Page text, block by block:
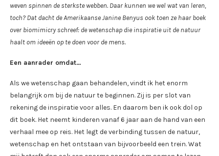
weven spinnen de sterkste webben. Daar kunnen we wel wat van leren,
toch? Dat dacht de Amerikaanse Janine Benyus ook toen ze haar boek
over biomimicry schreef: de wetenschap die inspiratie uit de natuur
haalt om ideeën op te doen voor de mens.
Een aanrader omdat…
Als we wetenschap gaan behandelen, vindt ik het enorm
belangrijk om bij de natuur te beginnen. Zij is per slot van
rekening de inspiratie voor alles. En daarom ben ik ook dol op
dit boek. Het neemt kinderen vanaf 6 jaar aan de hand van een
verhaal mee op reis. Het legt de verbinding tussen de natuur,
wetenschap en het ontstaan van bijvoorbeeld een trein. Wat